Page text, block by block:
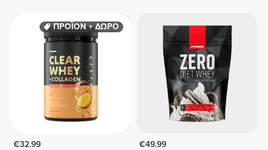
ΠΡΟΪΟΝ + ΔΩΡΟ
€32.99
€49.99